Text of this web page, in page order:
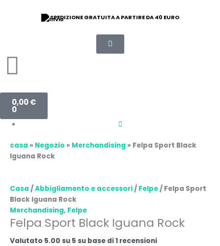
SPEDIZIONE GRATUITA A PARTIRE DA 40 EURO
0,00€
0
Carrello
casa » Negozio » Merchandising » Felpa Sport Black
Iguana Rock
Casa /Abbigliamento e accessori/ Felpe/ Felpa Sport
Black Iguana Rock
Merchandising, Felpe
Felpa Sport Black Iguana Rock
Valutato 5.00 su 5 su base di1 recensioni
quantità